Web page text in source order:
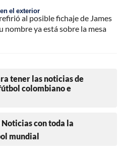
el exterior
al posible fichaje de James
nombre ya está sobre la mesa
tener las noticias de
colombiano e
Noticias con toda la
mundial